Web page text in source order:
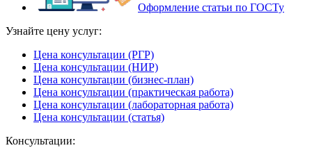
Оформление статьи по ГОСТу
Узнайте цену услуг:
Цена консультации (РГР)
Цена консультации (НИР)
Цена консультации (бизнес-план)
Цена консультации (практическая работа)
Цена консультации (лабораторная работа)
Цена консультации (статья)
Консультации: